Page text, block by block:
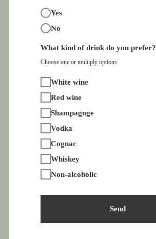
Yes
No
What kind of drink do you prefer?
Choose one or multiply options
White wine
Red wine
Shampagnge
Vodka
Cognac
Whiskey
Non-alcoholic
Send